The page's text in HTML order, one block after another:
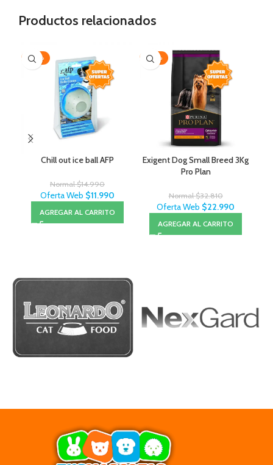
Productos relacionados
-20%
Chill out ice ball AFP
Normal$14.990
Oferta Web $11.990
AGREGAR AL CARRITO
-30%
Exigent Dog Small Breed 3Kg
Pro Plan
Normal$32.810
Oferta Web $22.990
AGREGAR AL CARRITO